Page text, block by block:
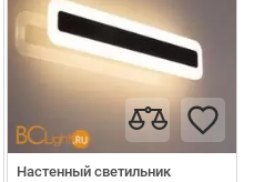
Настенный светильник